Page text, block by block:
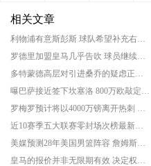
相关文章
利物浦有意斯彭斯 球队希望补充右后卫位置
罗德里加盟皇马几乎告吹 球员继续寻找其他机会
多特蒙德高层对引进桑乔的疑虑正在增加 至今没有其他球队推动免签他
曝巴萨接近签下坎塞洛 800万欧敲定2年合同
罗梅罗预计将以4000万镑离开热刺 最终去向仍在国米与马竞的竞争中
近10赛季五大联赛零封场次榜最新一览 奥布拉克154场断层领跑
美媒预测28年美国男篮阵容 詹姆斯与杜兰特在列
皇马的报价并非无限期有效 决定权已交到了维尼修斯手中